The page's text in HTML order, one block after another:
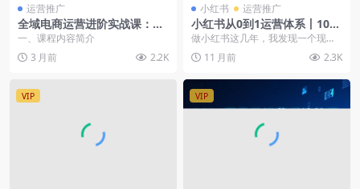
运营推广
全域电商运营进阶实战课：从
计划搭建到ROI提升，解决投
一、课程内容简介
3 月前
2.2K
小红书 运营推广
小红书从0到1运营体系丨10大
核心模块，新手照做也能快速
做小红书这几年，我发现一个现
象：很多人都在自媒体上学如何做
自媒体……学得非常零散...
11 月前 2.3K
VIP VIP